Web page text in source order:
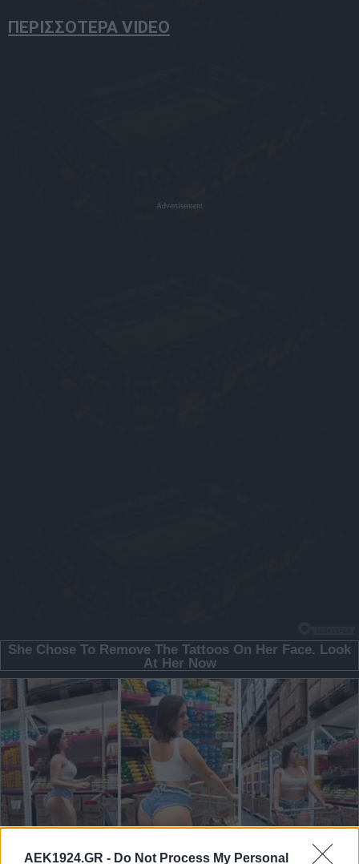
AEK1924.GR - Do Not Process My Personal
ΠΕΡΙΣΣΟΤΕΡΑ VIDEO
Advertisement